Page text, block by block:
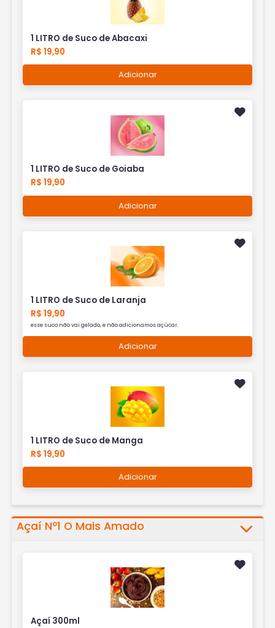
1 LITRO de Suco de Abacaxi
R$ 19,90
Adicionar
1 LITRO de Suco de Goiaba
R$ 19,90
Adicionar
1 LITRO de Suco de Laranja
R$ 19,90
esse suco não vai gelado, e não adicionamos açúcar.
Adicionar
1 LITRO de Suco de Manga
R$ 19,90
Adicionar
Açaí Nº1 O Mais Amado
Açaí 300ml